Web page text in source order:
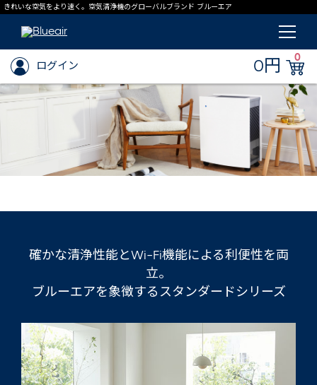
きれいな空気をより速く。空気清浄機のグローバルブランド ブルーエア
ログイン 0円
0
確かな清浄性能とWi-Fi機能による利便性を両
立。
ブルーエアを象徴するスタンダードシリーズ